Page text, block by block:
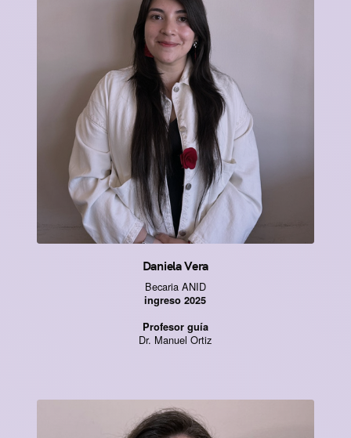
Daniela Vera
Becaria ANID
ingreso 2025
Profesor guía
Dr. Manuel Ortiz